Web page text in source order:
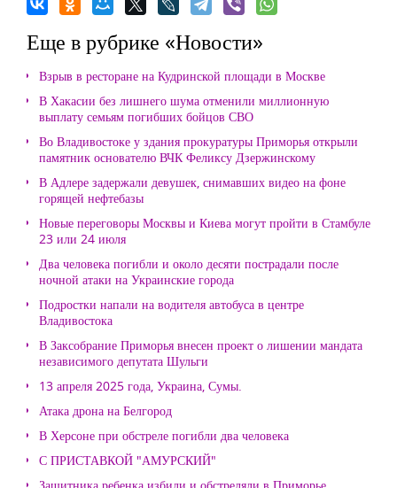
Еще в рубрике «Новости»
Взрыв в ресторане на Кудринской площади в Москве
В Хакасии без лишнего шума отменили миллионную
выплату семьям погибших бойцов СВО
Во Владивостоке у здания прокуратуры Приморья открыли
памятник основателю ВЧК Феликсу Дзержинскому
В Адлере задержали девушек, снимавших видео на фоне
горящей нефтебазы
Новые переговоры Москвы и Киева могут пройти в Стамбуле
23 или 24 июля
Два человека погибли и около десяти пострадали после
ночной атаки на Украинские города
Подростки напали на водителя автобуса в центре
Владивостока
В Заксобрание Приморья внесен проект о лишении мандата
независимого депутата Шульги
13 апреля 2025 года, Украина, Сумы.
Атака дрона на Белгород
В Херсоне при обстреле погибли два человека
С ПРИСТАВКОЙ "АМУРСКИЙ"